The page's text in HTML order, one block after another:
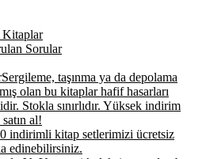
Kitaplar
Sorular
Sergileme, taşınma ya da depolama
olan bu kitaplar hafif hasarları
Stokla sınırlıdır. Yüksek indirim
al!
indirimli kitap setlerimizi ücretsiz
edinebilirsiniz.